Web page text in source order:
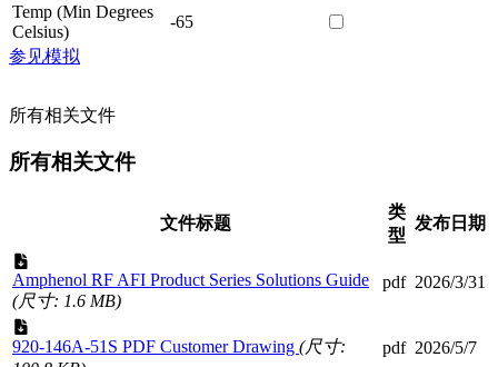
Temp (Min Degrees
Celsius)
-65
参见模拟
所有相关文件
所有相关文件
文件标题
类
型
发布日期
Amphenol RF AFI Product Series Solutions Guide
(尺寸: 1.6 MB)
pdf 2026/3/31
920-146A-51S PDF Customer Drawing (尺寸:
pdf 2026/5/7